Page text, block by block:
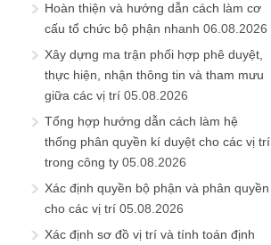
Hoàn thiện và hướng dẫn cách làm cơ
cấu tổ chức bộ phận nhanh 06.08.2026
Xây dựng ma trận phối hợp phê duyệt,
thực hiện, nhận thông tin và tham mưu
giữa các vị trí 05.08.2026
Tổng hợp hướng dẫn cách làm hệ
thống phân quyền kí duyệt cho các vị trí
trong công ty 05.08.2026
Xác định quyền bộ phận và phân quyền
cho các vị trí 05.08.2026
Xác định sơ đồ vị trí và tính toán định